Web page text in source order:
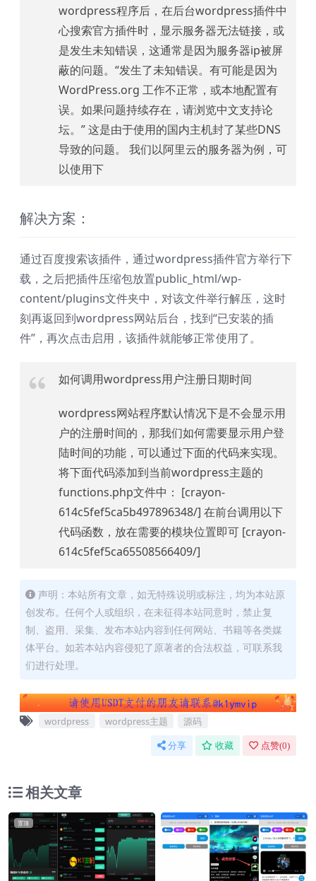
wordpress程序后，在后台wordpress插件中
心搜索官方插件时，显示服务器无法链接，或
是发生未知错误，这通常是因为服务器ip被屏
蔽的问题。“发生了未知错误。有可能是因为
WordPress.org 工作不正常，或本地配置有
误。如果问题持续存在，请浏览中文支持论
坛。” 这是由于使用的国内主机封了某些DNS
导致的问题。 我们以阿里云的服务器为例，可
以使用下
解决方案：
通过百度搜索该插件，通过wordpress插件官方举行下
载，之后把插件压缩包放置public_html/wp-
content/plugins文件夹中，对该文件举行解压，这时
刻再返回到wordpress网站后台，找到“已安装的插
件”，再次点击启用，该插件就能够正常使用了。
如何调用wordpress用户注册日期时间
wordpress网站程序默认情况下是不会显示用
户的注册时间的，那我们如何需要显示用户登
陆时间的功能，可以通过下面的代码来实现。
将下面代码添加到当前wordpress主题的
functions.php文件中： [crayon-
614c5fef5ca5b497896348/] 在前台调用以下
代码函数，放在需要的模块位置即可 [crayon-
614c5fef5ca65508566409/]
声明：本站所有文章，如无特殊说明或标注，均为本站原
创发布。任何个人或组织，在未征得本站同意时，禁止复
制、盗用、采集、发布本站内容到任何网站、书籍等各类媒
体平台。如若本站内容侵犯了原著者的合法权益，可联系我
们进行处理。
wordpress wordpress主题 源码
分享 收藏 点赞(0)
相关文章
置顶